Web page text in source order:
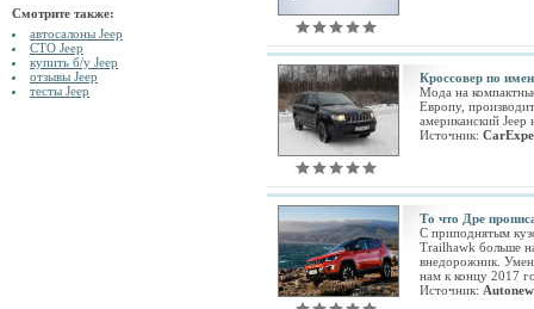
Смотрите также:
автосалоны Jeep
СТО Jeep
купить б/у Jeep
отзывы Jeep
тесты Jeep
Кроссовер по
Мода на
Европу,
американский Jeep
Источник:
То что Дре
С приподнятым
Trailhawk больше
внедорожник.
нам к концу 2017
Источник: